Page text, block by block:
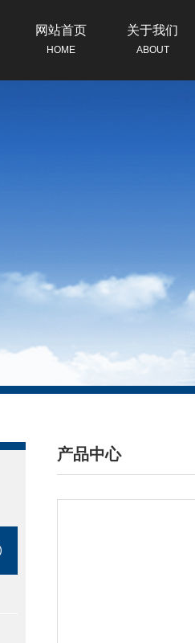
网站首页
HOME
关于我们
ABOUT
产品中心
/ PRODUCTS CENTER